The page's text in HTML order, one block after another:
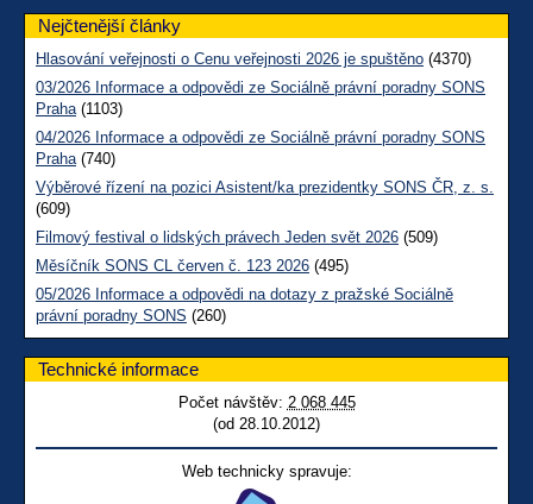
Nejčtenější články
Hlasování veřejnosti o Cenu veřejnosti 2026 je spuštěno (4370)
03/2026 Informace a odpovědi ze Sociálně právní poradny SONS
Praha(1103)
04/2026 Informace a odpovědi ze Sociálně právní poradny SONS
Praha(740)
Výběrové řízení na pozici Asistent/ka prezidentky SONS ČR, z. s.
(609)
Filmový festival o lidských právech Jeden svět 2026 (509)
Měsíčník SONS CL červen č. 123 2026 (495)
05/2026 Informace a odpovědi na dotazy z pražské Sociálně
právní poradny SONS (260)
Technické informace
Počet návštěv: 2 068 445
(od 28.10.2012)
Web technicky spravuje: